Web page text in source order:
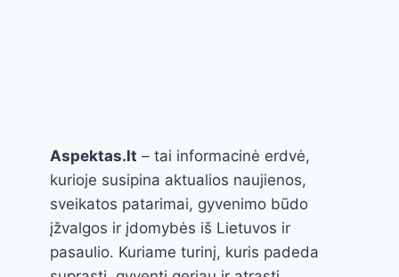
Aspektas.lt – tai informacinė erdvė,
kurioje susipina aktualios naujienos,
sveikatos patarimai, gyvenimo būdo
įžvalgos ir įdomybės iš Lietuvos ir
pasaulio. Kuriame turinį, kuris padeda